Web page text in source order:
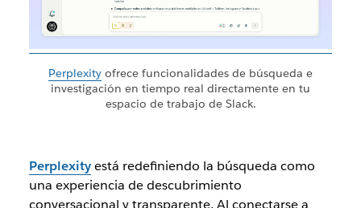
Perplexity ofrece funcionalidades de búsqueda e
investigación en tiempo real directamente en tu
espacio de trabajo de Slack.
Perplexityestá redefiniendo la búsqueda como
una experiencia de descubrimiento
conversacional y transparente. Al conectarse a